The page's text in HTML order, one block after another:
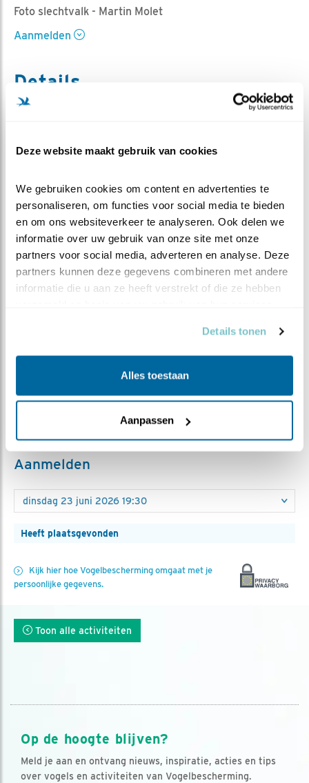
Deze website maakt gebruik van cookies
We gebruiken cookies om content en advertenties te
personaliseren, om functies voor social media te bieden
en om ons websiteverkeer te analyseren. Ook delen we
informatie over uw gebruik van onze site met onze
partners voor social media, adverteren en analyse. Deze
partners kunnen deze gegevens combineren met andere
informatie die u aan ze heeft verstrekt of die ze hebben
Details tonen
Alles toestaan
Aanpassen
Foto slechtvalk - Martin Molet
Aanmelden
Details
Organisatie
Onderwerp
Stadsvogels, vleermuizen en nestvoorzieningen
Doelgroep
Volwassenen
Startpunt
Groene Loper 3 Eindhoven (Noord-Brabant)
op het TU/e terrein, we verzamelen bij de
Adres: De Lampendriessen 31, 5612 AH Eindhoven
2 uur
Toegankelijk met rolstoel
Onbekend
Aanmelden
Heeft plaatsgevonden
Kijk hier hoe Vogelbescherming omgaat met je
persoonlijke gegevens.
Toon alle activiteiten
Op de hoogte blijven?
Meld je aan en ontvang nieuws, inspiratie, acties en tips
over vogels en activiteiten van Vogelbescherming.